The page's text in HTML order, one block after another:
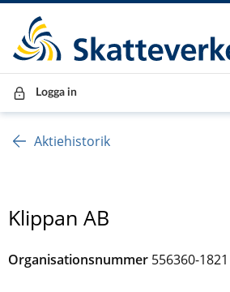
Till innehåll
Till navigationen
Till chattrobot
Logga in
Aktiehistorik
Klippan AB
Organisationsnummer 556360-1821